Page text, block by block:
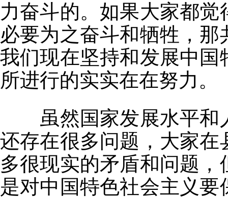
力奋斗的。如果大家都
必要为之奋斗和牺牲，
我们现在坚持和发展中
所进行的实实在在努力。
虽然国家发展水平和
还存在很多问题，大家
多很现实的矛盾和问题
是对中国特色社会主义